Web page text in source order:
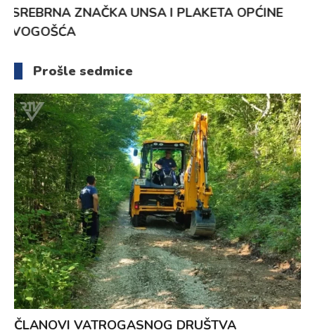
ODGAJA GENERACIJE
6. Augusta 2026.
Prošle sedmice
ČLANOVI VATROGASNOG DRUŠTVA